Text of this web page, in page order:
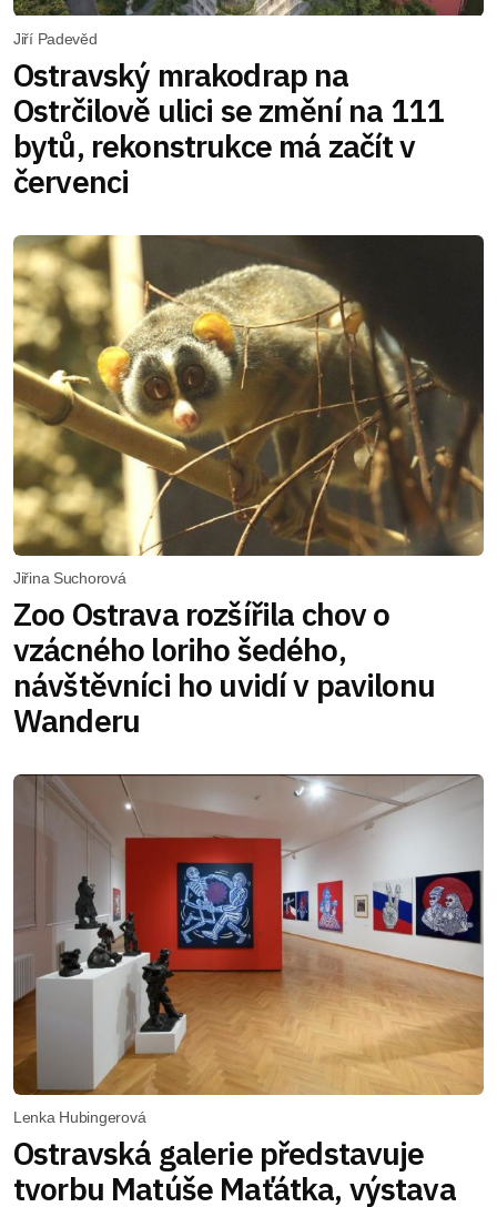
Jiří Padevěd
Ostravský mrakodrap na
Ostrčilově ulici se změní na 111
bytů, rekonstrukce má začít v
červenci
Jiřina Suchorová
Zoo Ostrava rozšířila chov o
vzácného loriho šedého,
návštěvníci ho uvidí v pavilonu
Wanderu
Lenka Hubingerová
Ostravská galerie představuje
tvorbu Matúše Maťátka, výstava